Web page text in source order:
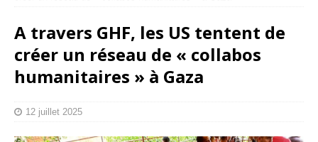
A travers GHF, les US tentent de
créer un réseau de « collabos
humanitaires » à Gaza
12 juillet 2025